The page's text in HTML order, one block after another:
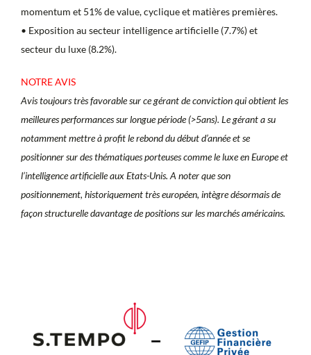
momentum et 51% de value, cyclique et matières premières.
• Exposition au secteur intelligence artificielle (7.7%) et
secteur du luxe (8.2%).
NOTRE AVIS
Avis toujours très favorable sur ce gérant de conviction qui obtient les
meilleures performances sur longue période (>5ans). Le gérant a su
notamment mettre à profit le rebond du début d’année et se
positionner sur des thématiques porteuses comme le luxe en Europe et
l’intelligence artificielle aux Etats-Unis. A noter que son
positionnement, historiquement très européen, intègre désormais de
façon structurelle davantage de positions sur les marchés américains.